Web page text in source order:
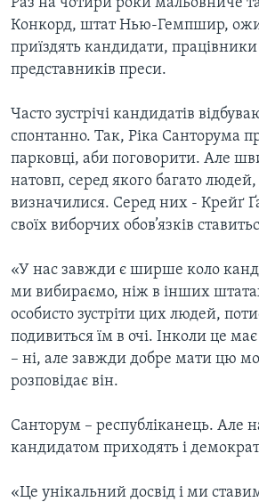
СТУДІЯ ВАШИНГТОН
ВІКНО В АМЕРИКУ
ПРАЙМ-ТАЙМ
ПОГЛЯД З ВАШИНГТОНА
МИ В СОЦМЕРЕЖАХ
Мови
Конкорд, штат Нью-Гемпшир,
приїздять кандидати, працівники
представників преси.
Часто зустрічі кандидатів
спонтанно. Так, Ріка Санторума
парковці, аби поговорити. Але
натовп, серед якого багато людей,
визначилися. Серед них - Крейґ
своїх виборчих обов’язків
«У нас завжди є ширше коло
ми вибираємо, ніж в інших
особисто зустріти цих людей,
подивиться їм в очі. Інколи це
– ні, але завжди добре мати цю
розповідає він.
Санторум – республіканець. Але
кандидатом приходять і
«Це унікальний досвід і ми